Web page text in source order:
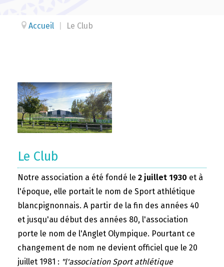
Accueil Le Club
Le Club
Notre association a été fondé le 2 juillet 1930 et à
l'époque, elle portait le nom de Sport athlétique
blancpignonnais. A partir de la fin des années 40
et jusqu'au début des années 80, l'association
porte le nom de l'Anglet Olympique. Pourtant ce
changement de nom ne devient officiel que le 20
juillet 1981 : "l'association Sport athlétique